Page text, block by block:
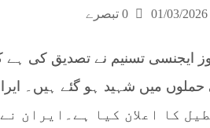
01/03/2026
ایجنسی تسنیم نے تصدیق کی
کا اعلان کیا ہے۔ایران